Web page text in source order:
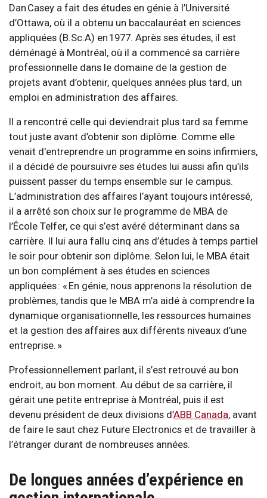
Dan Casey a fait des études en génie à l’Université
d’Ottawa, où il a obtenu un baccalauréat en sciences
appliquées (B.Sc.A) en 1977. Après ses études, il est
déménagé à Montréal, où il a commencé sa carrière
professionnelle dans le domaine de la gestion de
projets avant d’obtenir, quelques années plus tard, un
emploi en administration des affaires.
Il a rencontré celle qui deviendrait plus tard sa femme
tout juste avant d’obtenir son diplôme. Comme elle
venait d'entreprendre un programme en soins infirmiers,
il a décidé de poursuivre ses études lui aussi afin qu’ils
puissent passer du temps ensemble sur le campus.
L’administration des affaires l’ayant toujours intéressé,
il a arrêté son choix sur le programme de MBA de
l’École Telfer, ce qui s’est avéré déterminant dans sa
carrière. Il lui aura fallu cinq ans d’études à temps partiel
le soir pour obtenir son diplôme. Selon lui, le MBA était
un bon complément à ses études en sciences
appliquées : « En génie, nous apprenons la résolution de
problèmes, tandis que le MBA m’a aidé à comprendre la
dynamique organisationnelle, les ressources humaines
et la gestion des affaires aux différents niveaux d’une
entreprise. »
Professionnellement parlant, il s’est retrouvé au bon
endroit, au bon moment. Au début de sa carrière, il
gérait une petite entreprise à Montréal, puis il est
devenu président de deux divisions d’ABB Canada, avant
de faire le saut chez Future Electronics et de travailler à
l’étranger durant de nombreuses années.
De longues années d’expérience en